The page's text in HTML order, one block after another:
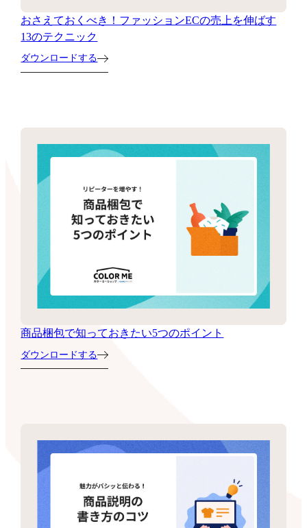
おさえておくべき！ファッションECの売上を伸ばす
13のテクニック
ダウンロードする
商品梱包で知っておきたい5つのポイント
ダウンロードする